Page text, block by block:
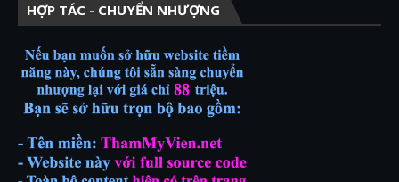
HỢP TÁC - CHUYỂN NHƯỢNG